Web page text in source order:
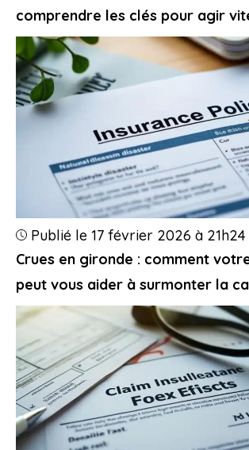
comprendre les clés pour agir
Crues en gironde : comment
peut vous aider à surmonter la
Publié le 17 février 2026 à 21h24